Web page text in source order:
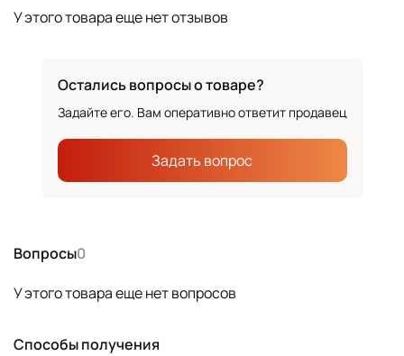
У этого товара еще нет отзывов
Вопросы0
У этого товара еще нет вопросов
Способы получения
Остались вопросы о товаре?
Задайте его. Вам оперативно ответит продавец
Задать вопрос